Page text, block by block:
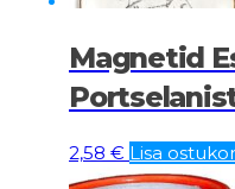
Magnetid
2,58 € Lisa